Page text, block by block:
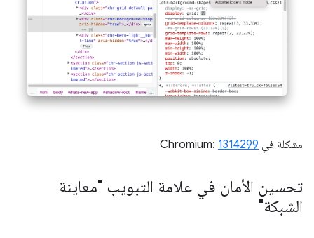
مشكلة في Chromium: 1314299
تحسين الأمان في علامة التبويب "معاينة
الشبكة"